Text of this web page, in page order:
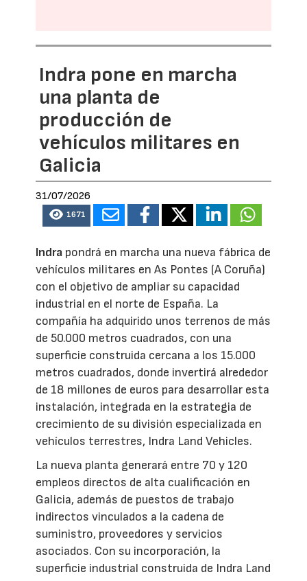
Indra pone en marcha
una planta de
producción de
vehículos militares en
Galicia
31/07/2026
1671
Indra pondrá en marcha una nueva fábrica de
vehículos militares en As Pontes (A Coruña)
con el objetivo de ampliar su capacidad
industrial en el norte de España. La
compañía ha adquirido unos terrenos de más
de 50.000 metros cuadrados, con una
superficie construida cercana a los 15.000
metros cuadrados, donde invertirá alrededor
de 18 millones de euros para desarrollar esta
instalación, integrada en la estrategia de
crecimiento de su división especializada en
vehículos terrestres, Indra Land Vehicles.
La nueva planta generará entre 70 y 120
empleos directos de alta cualificación en
Galicia, además de puestos de trabajo
indirectos vinculados a la cadena de
suministro, proveedores y servicios
asociados. Con su incorporación, la
superficie industrial construida de Indra Land